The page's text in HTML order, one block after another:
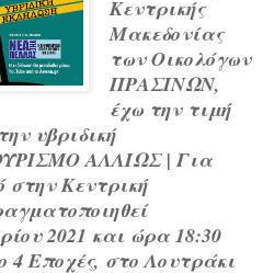
Κεντρικής
Μακεδονίας
των Οικολόγων
ΠΡΑΣΙΝΩΝ,
έχω την τιμή
υβριδική
ΑΛΛΙΩΣ | Για
στην Κεντρική
2021 και ώρα 18:30
4 Εποχές, στο Λουτράκι